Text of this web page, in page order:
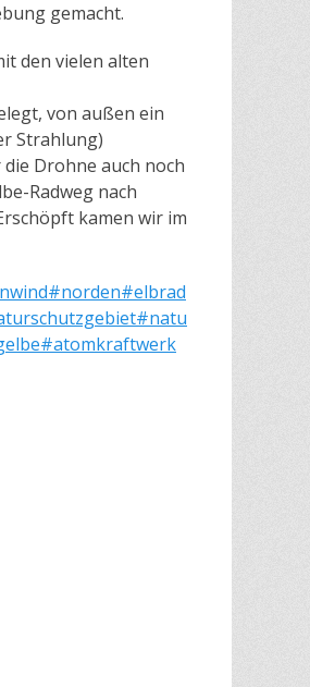
gemacht.
den vielen alten
von außen ein
Strahlung)
Drohne auch noch
Radweg nach
kamen wir im
#norden#elbrad
#natu
#atomkraftwerk